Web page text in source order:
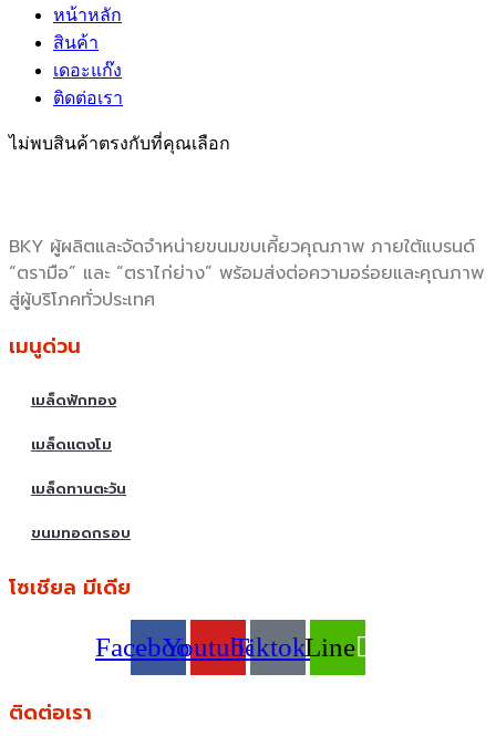
หน้าหลัก
สินค้า
เดอะแก๊ง
ติดต่อเรา
ไม่พบสินค้าตรงกับที่คุณเลือก
BKY ผู้ผลิตและจัดจำหน่ายขนมขบเคี้ยวคุณภาพ ภายใต้แบรนด์
“ตรามือ” และ “ตราไก่ย่าง” พร้อมส่งต่อความอร่อยและคุณภาพ
สู่ผู้บริโภคทั่วประเทศ
เมนูด่วน
เมล็ดฟักทอง
เมล็ดแตงโม
เมล็ดทานตะวัน
ขนมทอดกรอบ
โซเชียล มีเดีย
FacebookYoutubeTiktokLine
ติดต่อเรา